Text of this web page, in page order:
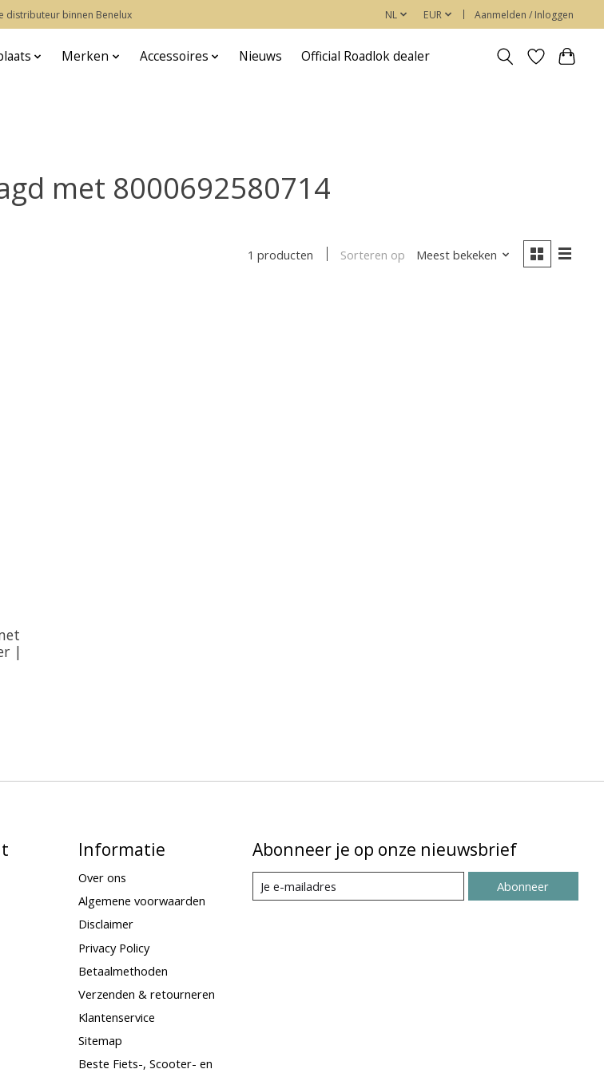
distributeur binnen Benelux NL EUR Aanmelden / Inloggen
Merken Accessoires Nieuws Official Roadlok dealer
met 8000692580714
1 producten Sorteren op Meest bekeken
|
Informatie
Over ons
Algemene voorwaarden
Disclaimer
Privacy Policy
Betaalmethoden
Verzenden & retourneren
Klantenservice
Sitemap
Beste Fiets-, Scooter- en
Abonneer je op onze nieuwsbrief
Abonneer